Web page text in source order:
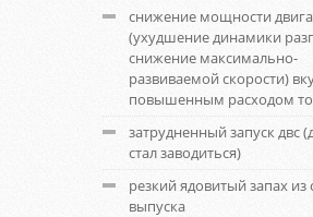
снижение мощности
(ухудшение динамики
снижение максимально-
развиваемой скорости)
повышенным расходом
затрудненный запуск двс
стал заводиться)
резкий ядовитый запах из
выпуска